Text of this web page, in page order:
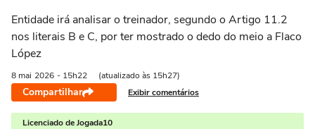
Entidade irá analisar o treinador, segundo o Artigo 11.2
nos literais B e C, por ter mostrado o dedo do meio a Flaco
López
8 mai 2026 - 15h22 (atualizado às 15h27)
Compartilhar Exibir comentários
Licenciado de Jogada10